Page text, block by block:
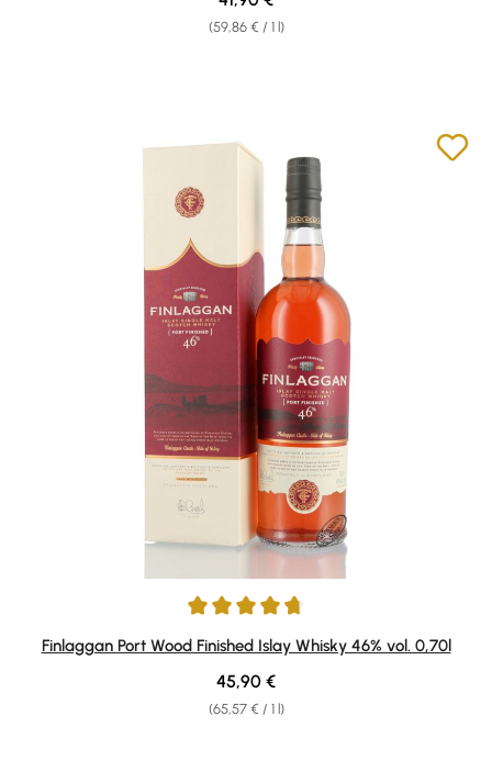
(59,86 € / 1 l)
Average rating of 4.75 out of 5 stars
Finlaggan Port Wood Finished Islay Whisky 46% vol. 0,70l
(65,57 € / 1 l)
Regular price:
45,90 €